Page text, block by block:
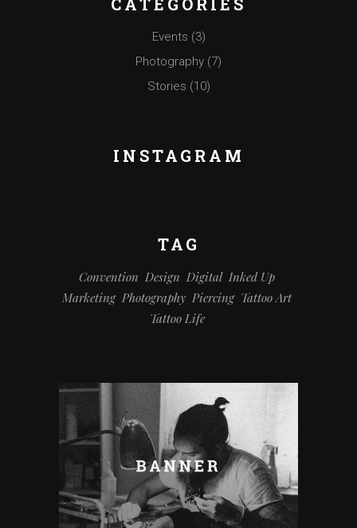
Events (3)
Photography (7)
Stories (10)
INSTAGRAM
TAG
Convention Design Digital Inked Up
Marketing Photography Piercing Tattoo Art
Tattoo Life